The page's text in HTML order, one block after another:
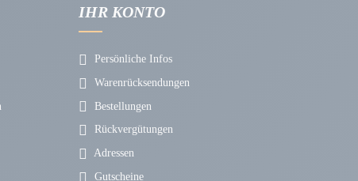
IHR KONTO
Persönliche Infos
Warenrücksendungen
Bestellungen
Rückvergütungen
Adressen
Gutscheine